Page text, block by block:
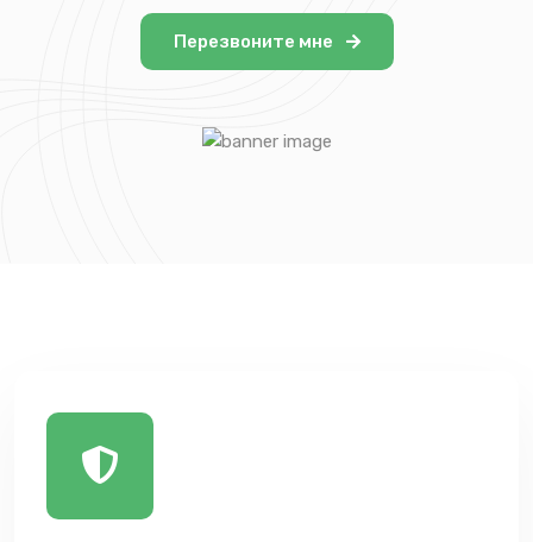
Перезвоните мне